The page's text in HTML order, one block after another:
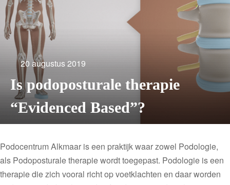
20 augustus 2019
Is podoposturale therapie
“Evidenced Based”?
Podocentrum Alkmaar is een praktijk waar zowel Podologie,
als Podoposturale therapie wordt toegepast. Podologie is een
therapie die zich vooral richt op voetklachten en daar worden